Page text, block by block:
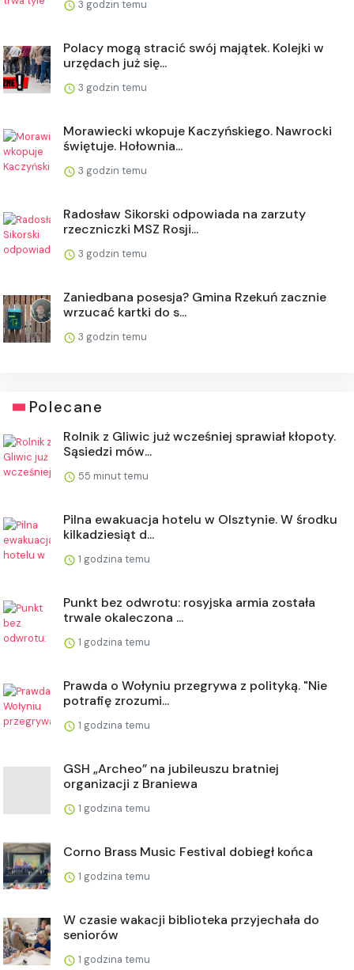
3 godzin temu
Polacy mogą stracić swój majątek. Kolejki w
urzędach już się...
3 godzin temu
Morawiecki wkopuje Kaczyńskiego. Nawrocki
świętuje. Hołownia...
3 godzin temu
Radosław Sikorski odpowiada na zarzuty
rzeczniczki MSZ Rosji...
3 godzin temu
Zaniedbana posesja? Gmina Rzekuń zacznie
wrzucać kartki do s...
3 godzin temu
Polecane
Rolnik z Gliwic już wcześniej sprawiał kłopoty.
Sąsiedzi mów...
55 minut temu
Pilna ewakuacja hotelu w Olsztynie. W środku
kilkadziesiąt d...
1 godzina temu
Punkt bez odwrotu: rosyjska armia została
trwale okaleczona ...
1 godzina temu
Prawda o Wołyniu przegrywa z polityką. "Nie
potrafię zrozumi...
1 godzina temu
GSH „Archeo” na jubileuszu bratniej
organizacji z Braniewa
1 godzina temu
Corno Brass Music Festival dobiegł końca
1 godzina temu
W czasie wakacji biblioteka przyjechała do
seniorów
1 godzina temu